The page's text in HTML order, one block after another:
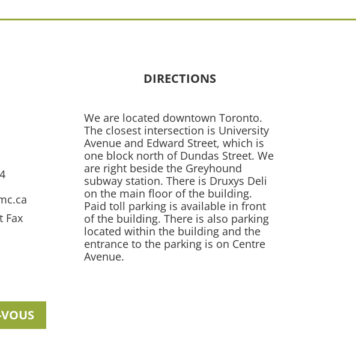
Fax
DIRECTIONS
We are located downtown Toronto.
The closest intersection is University
Avenue and Edward Street, which is
one block north of Dundas Street. We
are right beside the Greyhound
subway station. There is Druxys Deli
on the main floor of the building.
Paid toll parking is available in front
of the building. There is also parking
located within the building and the
entrance to the parking is on Centre
Avenue.